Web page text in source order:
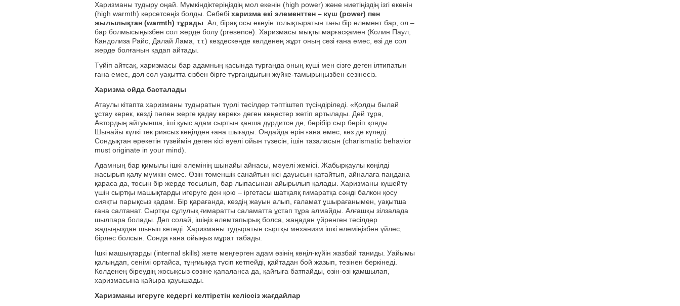
Харизманы тудыру оңай. Мүмкіндіктеріңіздің мол екенін (high power) және ниетіңіздің ізгі екенін
(high warmth) көрсетсеңіз болды. Себебі харизма екі элементтен – күш (power) пен
жылылықтан (warmth) тұрады. Ал, бірақ осы екеуін толықтыратын тағы бір әлемент бар, ол –
бар болмысыңызбен сол жерде болу (presence). Харизмасы мықты марғасқамен (Колин Паул,
Кандолиза Райс, Далай Лама, т.т.) кездескенде көлденең жұрт оның сөзі ғана емес, өзі де сол
жерде болғанын қадап айтады.
Түйіп айтсақ, харизмасы бар адамның қасында тұрғанда оның күші мен сізге деген ілтипатын
ғана емес, дәл сол уақытта сізбен бірге тұрғандығын жүйке-тамырыңызбен сезінесіз.
Харизма ойда басталады
Атаулы кітапта харизманы тудыратын түрлі тәсілдер тәптіштеп түсіндіріледі. «Қолды былай
ұстау керек, көзді пәлен жерге қадау керек» деген кеңестер жетіп артылады. Дей тұра,
Автордың айтуынша, іші қуыс адам сыртын қанша дүрдитсе де, бәрібір сыр беріп қояды.
Шынайы күлкі тек риясыз көңілден ғана шығады. Ондайда ерін ғана емес, көз де күледі.
Сондықтан әрекетін түзеймін деген кісі әуелі ойын түзесін, ішін тазаласын (charismatic behavior
must originate in your mind).
Адамның бар қимылы ішкі әлемінің шынайы айнасы, мәуелі жемісі. Жабырқаулы көңілді
жасырып қалу мүмкін емес. Өзін төменшік санайтын кісі дауысын қатайтып, айналаға паңдана
қараса да, тосын бір жерде тосылып, бар лыпасынан айырылып қалады. Харизманы күшейту
үшін сыртқы машықтарды игеруге ден қою – іргетасы шатқаяқ ғимаратқа сәнді балкон қосу
сияқты парықсыз қадам. Бір қарағанда, көздің жауын алып, ғаламат ұшырағанымен, уақытша
ғана салтанат. Сыртқы сұлулық ғимаратты саламатта ұстап тұра алмайды. Алғашқы зілзалада
шылпара болады. Дәп солай, ішіңіз әлемтапырық болса, жаңадан үйренген тәсілдер
жадыңыздан шығып кетеді. Харизманы тудыратын сыртқы механизм ішкі әлеміңізбен үйлес,
бірлес болсын. Сонда ғана ойыңыз мұрат табады.
Ішкі машықтарды (internal skills) жете меңгерген адам өзінің көңіл-күйін жазбай таниды. Уайымы
қалыңдап, сенімі ортайса, тұңғиыққа түсіп кетпейді, қайтадан бой жазып, тезінен беркінеді.
Көлденең біреудің жосықсыз сөзіне қапаланса да, қайғыға батпайды, өзін-өзі қамшылап,
харизмасына қайыра қауышады.
Харизманы игеруге кедергі келтіретін келіссіз жағдайлар